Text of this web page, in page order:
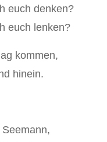
euch denken?
euch lenken?
kommen,
hinein.